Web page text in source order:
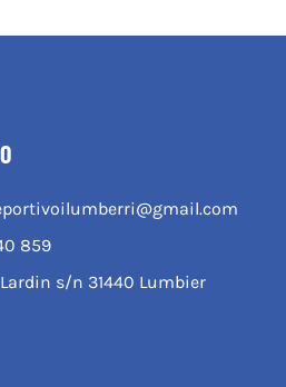
859
s/n 31440 Lumbier